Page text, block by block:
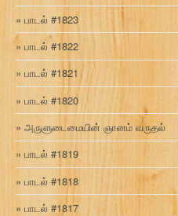
பாடல் #1823
பாடல் #1822
பாடல் #1821
பாடல் #1820
அருளுடைமையின் ஞானம் வருதல்
பாடல் #1819
பாடல் #1818
பாடல் #1817